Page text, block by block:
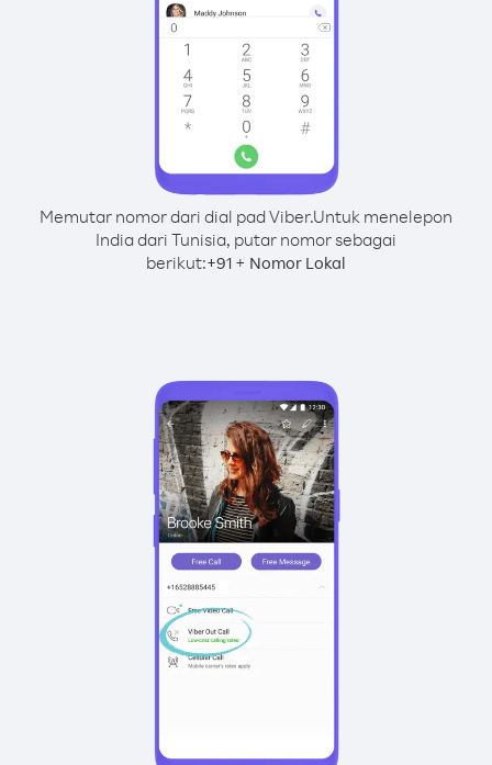
Memutar nomor dari dial pad Viber.Untuk menelepon
India dari Tunisia, putar nomor sebagai
berikut:+91 + Nomor Lokal